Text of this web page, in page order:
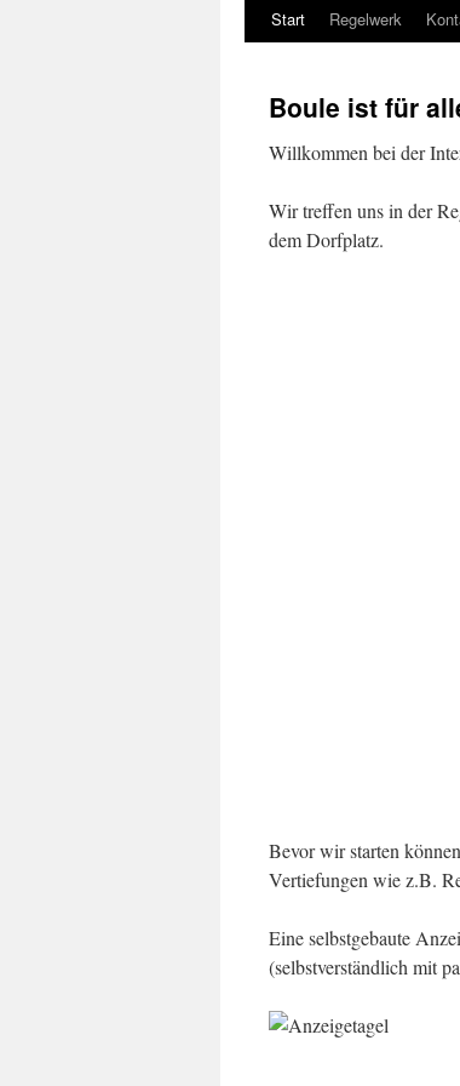
Start Regelwerk
Boule ist für
Willkommen bei der
Wir treffen uns in der
dem Dorfplatz.
Bevor wir starten
Vertiefungen wie z.B.
Eine selbstgebaute
(selbstverständlich mit